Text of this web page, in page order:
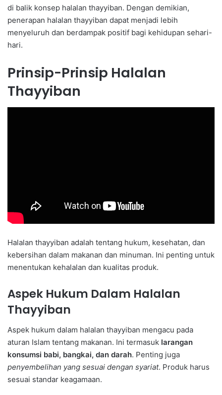
di balik konsep halalan thayyiban. Dengan demikian,
penerapan halalan thayyiban dapat menjadi lebih
menyeluruh dan berdampak positif bagi kehidupan sehari-
hari.
Prinsip-Prinsip Halalan
Thayyiban
Halalan thayyiban adalah tentang hukum, kesehatan, dan
kebersihan dalam makanan dan minuman. Ini penting untuk
menentukan kehalalan dan kualitas produk.
Aspek Hukum Dalam Halalan
Thayyiban
Aspek hukum dalam halalan thayyiban mengacu pada
aturan Islam tentang makanan. Ini termasuk larangan
konsumsi babi, bangkai, dan darah. Penting juga
penyembelihan yang sesuai dengan syariat. Produk harus
sesuai standar keagamaan.